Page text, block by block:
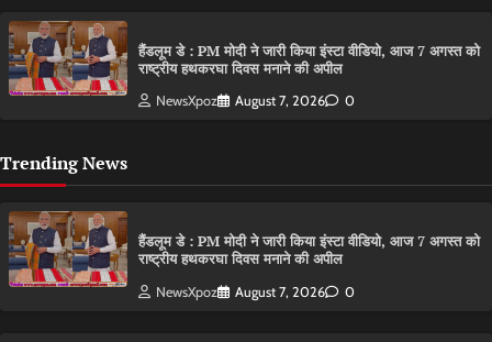
हैंडलूम डे : PM मोदी ने जारी किया इंस्टा वीडियो, आज 7 अगस्त को
राष्ट्रीय हथकरघा दिवस मनाने की अपील
NewsXpoz August 7, 2026 0
Trending News
हैंडलूम डे : PM मोदी ने जारी किया इंस्टा वीडियो, आज 7 अगस्त को
राष्ट्रीय हथकरघा दिवस मनाने की अपील
NewsXpoz August 7, 2026 0